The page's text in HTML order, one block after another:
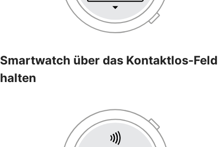
Smartwatch über das Kontaktlos-Feld
halten